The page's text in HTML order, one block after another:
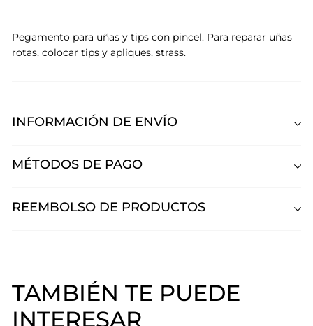
Pegamento para uñas y tips con pincel. Para reparar uñas
rotas, colocar tips y apliques, strass.
INFORMACIÓN DE ENVÍO
MÉTODOS DE PAGO
REEMBOLSO DE PRODUCTOS
TAMBIÉN TE PUEDE
INTERESAR